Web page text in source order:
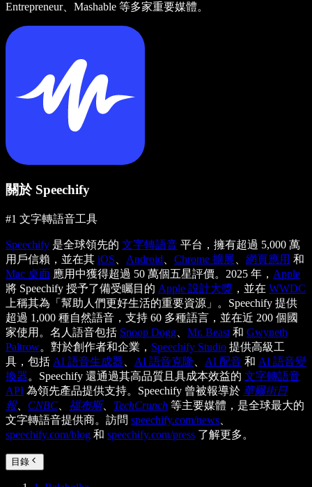
Entrepreneur、Mashable 等多家重要媒體。
關於 Speechify
#1 文字轉語音工具
Speechify 是全球領先的 文字轉語音 平台，擁有超過 5,000 萬
用戶信賴，並在其 iOS Android Chrome 擴展 網頁應用 和
Mac 桌面 應用中獲得超過 50 萬個五星評價。2025 年， Apple
將 Speechify 授予了備受矚目的 Apple 設計大獎 ，並在 WWDC
上稱其為「幫助人們更好生活的重要資源」。Speechify 提供
超過 1,000 種自然語音，支持 60 多種語言，並在近 200 個國
家使用。名人語音包括 Snoop Dogg Mr. Beast 和 Gwyneth
Paltrow。對於創作者和企業， Speechify Studio 提供高級工
具，包括 AI 語音生成器 AI 語音克隆 AI 配音 和 AI 語音變
換器。Speechify 還通過其高品質且具成本效益的 文字轉語音
API 為領先產品提供支持。Speechify 曾被報導於 華爾街日
報、 CNBC 福布斯、 TechCrunch 等主要媒體，是全球最大的
文字轉語音提供商。訪問 speechify.com/news
speechify.com/blog 和 speechify.com/press 了解更多。
目錄